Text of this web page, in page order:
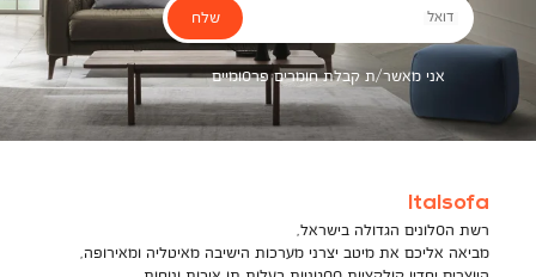
דואל
אני מאשר/ת קבלת חומרים פרסומיים
שלח
Italsofa
רשת הסלונים הגדולה בישראל,
מביאה אליכם את מיטב יצרני מערכות הישיבה מאיטליה ומאירופה,